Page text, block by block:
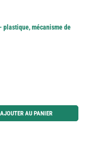
plastique, mécanisme de
les boutons pour augmenter ou
AJOUTER AU PANIER